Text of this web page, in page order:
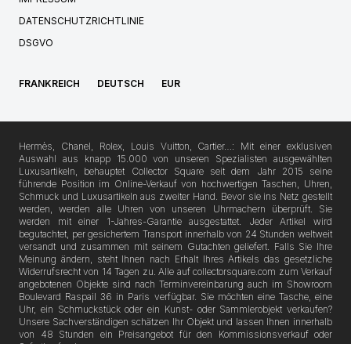
DATENSCHUTZRICHTLINIE
DSGVO
FRANKREICH DEUTSCH EUR
Hermès, Chanel, Rolex, Louis Vuitton, Cartier…: Mit einer exklusiven
Auswahl aus knapp 15.000 von unseren Spezialisten ausgewählten
Luxusartikeln, behauptet Collector Square seit dem Jahr 2015 seine
führende Position im Online-Verkauf von hochwertigen Taschen, Uhren,
Schmuck und Luxusartikeln aus zweiter Hand. Bevor sie ins Netz gestellt
werden, werden alle Uhren von unseren Uhrmachern überprüft. Sie
werden mit einer 1-Jahres-Garantie ausgestattet. Jeder Artikel wird
begutachtet, per gesichertem Transport innerhalb von 24 Stunden weltweit
versandt und zusammen mit seinem Gutachten geliefert. Falls Sie Ihre
Meinung ändern, steht Ihnen nach Erhalt Ihres Artikels das gesetzliche
Widerrufsrecht von 14 Tagen zu. Alle auf collectorsquare.com zum Verkauf
angebotenen Objekte sind nach Terminvereinbarung auch im Showroom
Boulevard Raspail 36 in Paris verfügbar. Sie möchten eine Tasche, eine
Uhr, ein Schmuckstück oder ein Kunst- oder Sammlerobjekt verkaufen?
Unsere Sachverständigen schätzen Ihr Objekt und lassen Ihnen innerhalb
von 48 Stunden ein Preisangebot für den Kommissionsverkauf oder